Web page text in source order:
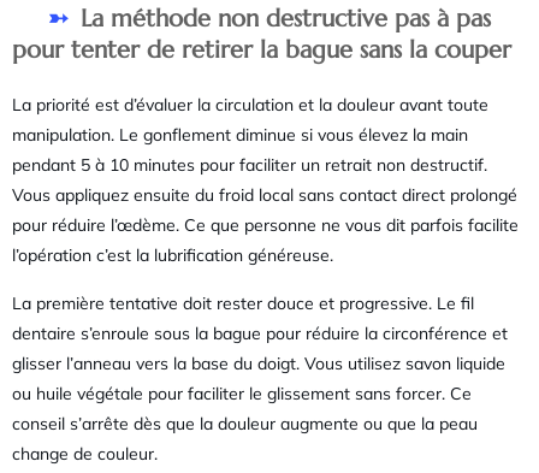
La méthode non destructive pas à pas
pour tenter de retirer la bague sans la couper
La priorité est d’évaluer la circulation et la douleur avant toute
manipulation. Le gonflement diminue si vous élevez la main
pendant 5 à 10 minutes pour faciliter un retrait non destructif.
Vous appliquez ensuite du froid local sans contact direct prolongé
pour réduire l’œdème. Ce que personne ne vous dit parfois facilite
l’opération c’est la lubrification généreuse.
La première tentative doit rester douce et progressive. Le fil
dentaire s’enroule sous la bague pour réduire la circonférence et
glisser l’anneau vers la base du doigt. Vous utilisez savon liquide
ou huile végétale pour faciliter le glissement sans forcer. Ce
conseil s’arrête dès que la douleur augmente ou que la peau
change de couleur.